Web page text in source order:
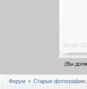
26 окт
(Вы
Форум Старые фотографии,